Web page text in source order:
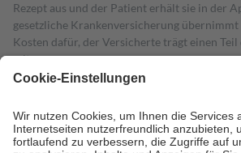
Rezept aus und der Patient erhält sie in der
gesetzliche Krankenversicherung übernimmt
Kosten dafür, der Versicherte trägt einen Teil
mit.
Grundsätzlich leisten Mitglieder Zuzahlungen
höchstens zehn Euro.
Es sind jedoch nie
Kosten der Leistung zu entrichten.
Diese Regeln gelten grundsätzlich auch für